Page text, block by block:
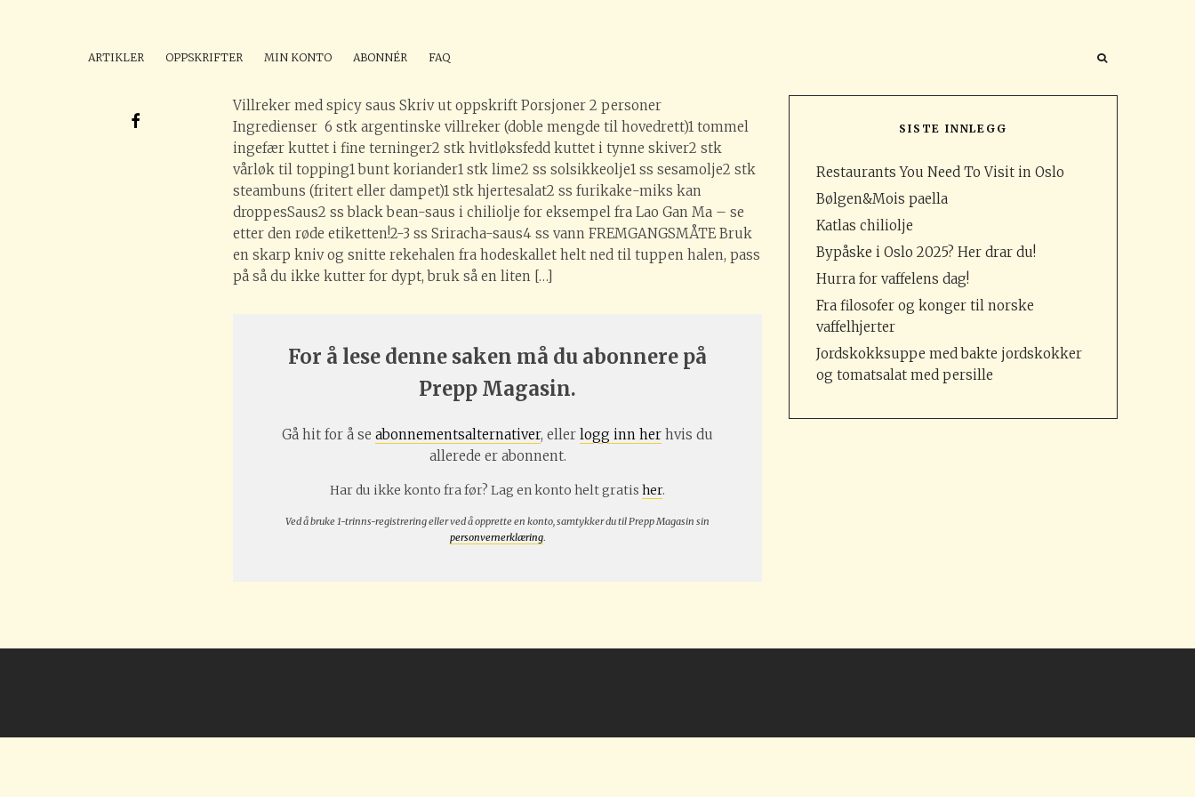
ARTIKLER OPPSKRIFTER MIN KONTO ABONNÉR FAQ
Villreker med spicy saus Skriv ut oppskrift Porsjoner 2 personer
Ingredienser 6 stk argentinske villreker (doble mengde til hovedrett)1 tommel
ingefær kuttet i fine terninger2 stk hvitløksfedd kuttet i tynne skiver2 stk
vårløk til topping1 bunt koriander1 stk lime2 ss solsikkeolje1 ss sesamolje2 stk
steambuns (fritert eller dampet)1 stk hjertesalat2 ss furikake-miks kan
droppesSaus2 ss black bean-saus i chiliolje for eksempel fra Lao Gan Ma – se
etter den røde etiketten!2-3 ss Sriracha-saus4 ss vann FREMGANGSMÅTE Bruk
en skarp kniv og snitte rekehalen fra hodeskallet helt ned til tuppen halen, pass
på så du ikke kutter for dypt, bruk så en liten […]
For å lese denne saken må du abonnere på
Prepp Magasin.
Gå hit for å se abonnementsalternativer, eller logg inn her hvis du
allerede er abonnent.
Har du ikke konto fra før? Lag en konto helt gratis her.
Ved å bruke 1-trinns-registrering eller ved å opprette en konto, samtykker du til Prepp Magasin sin
personvernerklæring.
SISTE INNLEGG
Restaurants You Need To Visit in Oslo
Bølgen&Mois paella
Katlas chiliolje
Bypåske i Oslo 2025? Her drar du!
Hurra for vaffelens dag!
Fra filosofer og konger til norske
vaffelhjerter
Jordskokksuppe med bakte jordskokker
og tomatsalat med persille